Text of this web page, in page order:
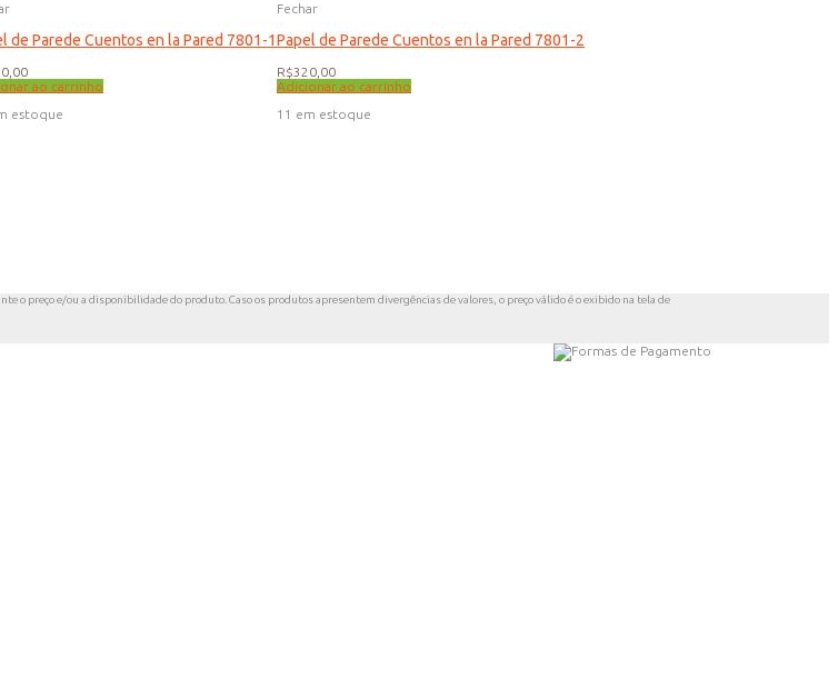
de Parede Cuentos en la Pared 7801-1
ao carrinho
estoque
Fechar
Papel de Parede Cuentos en la Pared 7801-2
R$320,00
Adicionar ao carrinho
11 em estoque
o preço e/ou a disponibilidade do produto. Caso os produtos apresentem divergências de valores, o preço válido é o exibido na tela de